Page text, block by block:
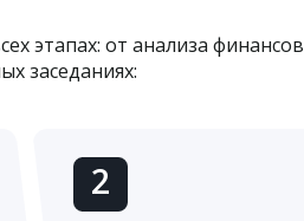
этапах: от анализа
заседаниях:
2